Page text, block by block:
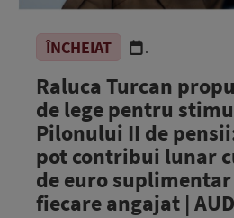
ÎNCHEIAT .
Raluca Turcan
de lege pentru
Pilonului II de
pot contribui lunar
de euro
fiecare angajat |